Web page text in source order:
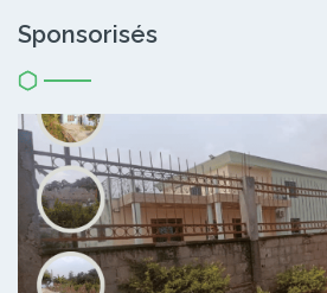
Sponsorisés